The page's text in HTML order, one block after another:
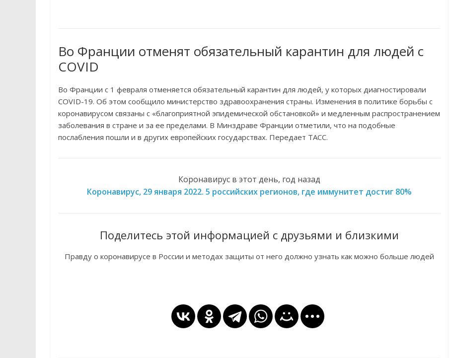
Во Франции отменят обязательный карантин для людей с
COVID
Во Франции с 1 февраля отменяется обязательный карантин для людей, у которых диагностировали
COVID-19. Об этом сообщило министерство здравоохранения страны. Изменения в политике борьбы с
коронавирусом связаны с «благоприятной эпидемической обстановкой» и медленным распространением
заболевания в стране и за ее пределами. В Минздраве Франции отметили, что на подобные
послабления пошли и в других европейских государствах. Передает ТАСС.
Коронавирус в этот день, год назад
Коронавирус, 29 января 2022. 5 российских регионов, где иммунитет достиг 80%
Поделитесь этой информацией с друзьями и близкими
Правду о коронавирусе в России и методах защиты от него должно узнать как можно больше людей